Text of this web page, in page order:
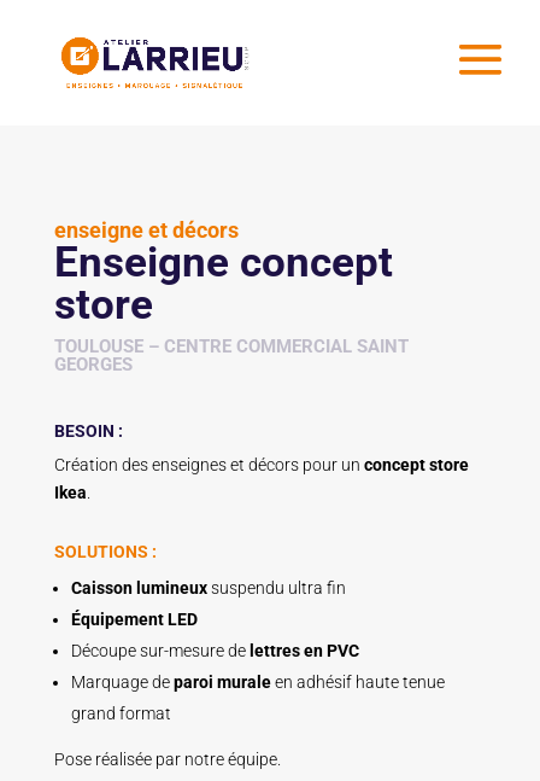
enseigne et décors
Enseigne concept
store
TOULOUSE – CENTRE COMMERCIAL SAINT
GEORGES
BESOIN :
Création des enseignes et décors pour un concept store
Ikea
SOLUTIONS :
Caisson lumineuxsuspendu ultra fin
Équipement LED
Découpe sur-mesure de lettres en PVC
Marquage deparoi muraleen adhésif haute tenue
grand format
Pose réalisée par notre équipe.